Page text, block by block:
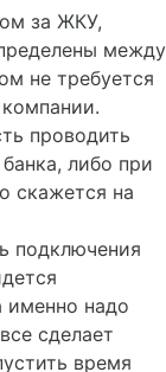
за ЖКУ,
между
не требуется
проводить
либо при
скажется на
подключения
именно надо
сделает
время